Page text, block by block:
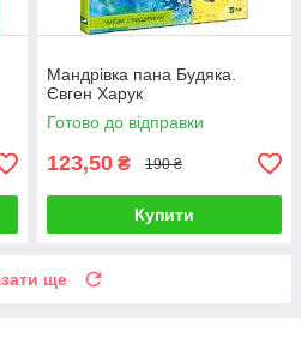
Мандрівка пана Будяка.
Євген Харук
Готово до відправки
123,50 ₴ 190 ₴
Купити
ще